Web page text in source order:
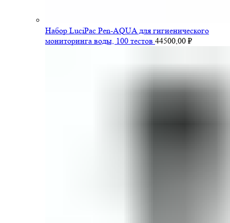
Набор LuciPac Pen-AQUA для гигиенического
мониторинга воды, 100 тестов 44500,00 ₽